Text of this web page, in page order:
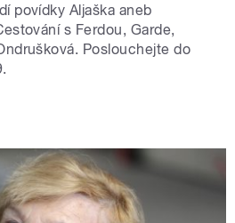
povídky Aljaška aneb
s Ferdou, Garde,
Poslouchejte do